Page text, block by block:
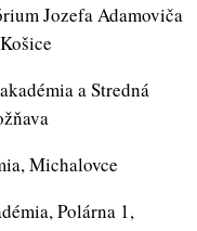
Jozefa Adamoviča
a Stredná
Michalovce
Polárna 1,